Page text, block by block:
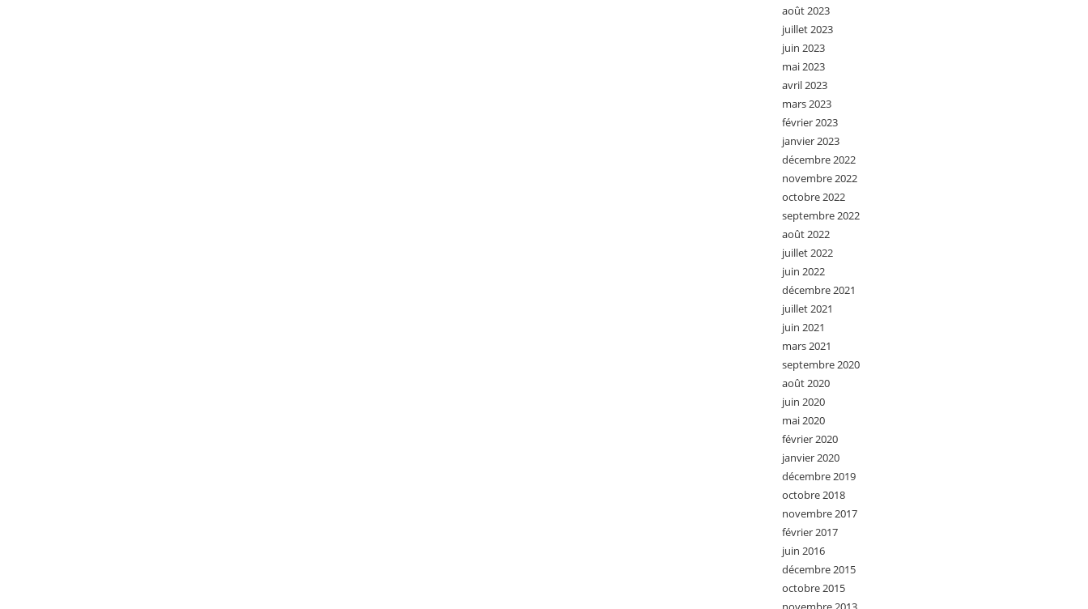
août 2023
juillet 2023
juin 2023
mai 2023
avril 2023
mars 2023
février 2023
janvier 2023
décembre 2022
novembre 2022
octobre 2022
septembre 2022
août 2022
juillet 2022
juin 2022
décembre 2021
juillet 2021
juin 2021
mars 2021
septembre 2020
août 2020
juin 2020
mai 2020
février 2020
janvier 2020
décembre 2019
octobre 2018
novembre 2017
février 2017
juin 2016
décembre 2015
octobre 2015